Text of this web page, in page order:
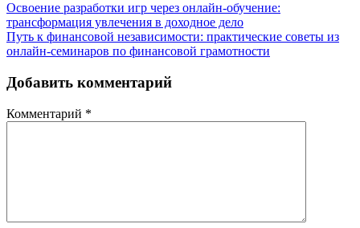
Освоение разработки игр через онлайн-обучение:
трансформация увлечения в доходное дело
Путь к финансовой независимости: практические советы из
онлайн-семинаров по финансовой грамотности
Добавить комментарий
Комментарий *